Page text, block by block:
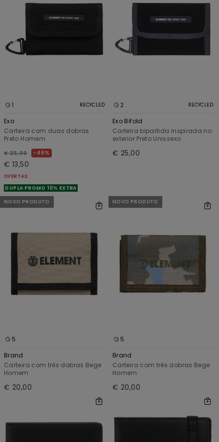
1 RECYCLED
Exo
Carteira com duas dobras
Preto Homem
€ 25,00 46%
€ 13,50
OFERTAS
DUPLA PROMO 10% EXTRA
2 RECYCLED
Exo Bifold
Carteira bipartida inspirada no
exterior Preto Unissexo
€ 25,00
NOVO PRODUTO
5
Brand
Carteira com três dobras Bege
Homem
€ 20,00
NOVO PRODUTO
5
Brand
Carteira com três dobras Bege
Homem
€ 20,00